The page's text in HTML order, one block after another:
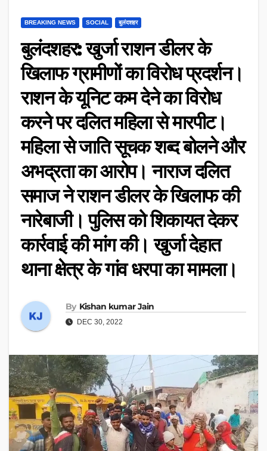
BREAKING NEWS SOCIAL बुलंदशहर
बुलंदशहर: खुर्जा राशन डीलर के
खिलाफ ग्रामीणों का विरोध प्रदर्शन।
राशन के यूनिट कम देने का विरोध
करने पर दलित महिला से मारपीट।
महिला से जाति सूचक शब्द बोलने और
अभद्रता का आरोप। नाराज दलित
समाज ने राशन डीलर के खिलाफ की
नारेबाजी। पुलिस को शिकायत देकर
कार्रवाई की मांग की। खुर्जा देहात
थाना क्षेत्र के गांव धरपा का मामला।
By Kishan kumar Jain
DEC 30, 2022